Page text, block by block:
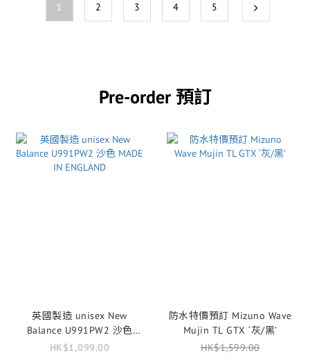
1 2 3 4 5
Pre-order 預訂
英國製造 unisex New
Balance U991PW2 沙色
MADE IN ENGLAND
HK$1,099.00
防水特價預訂 Mizuno Wave
Mujin TL GTX ‘灰/黑’
HK$1,599.00